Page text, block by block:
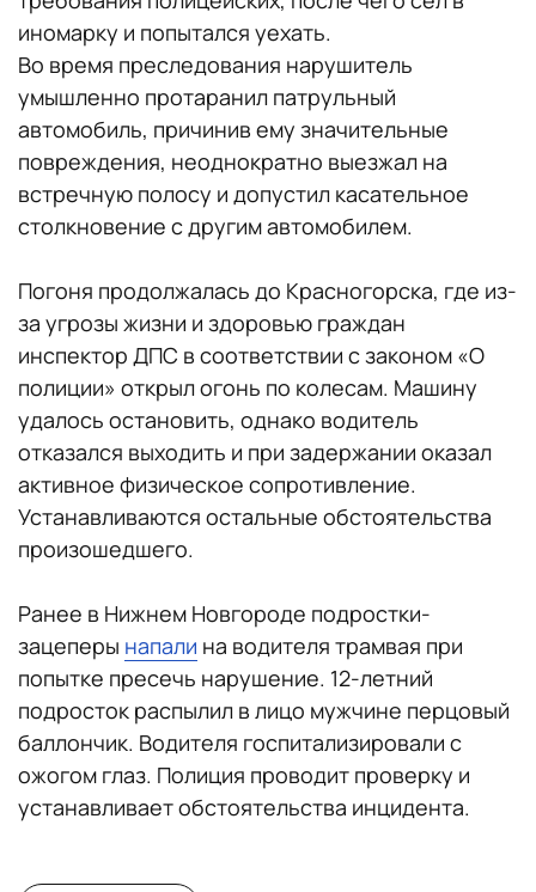
иномарку и попытался уехать.
Во время преследования нарушитель
умышленно протаранил патрульный
автомобиль, причинив ему значительные
повреждения, неоднократно выезжал на
встречную полосу и допустил касательное
столкновение с другим автомобилем.
Погоня продолжалась до Красногорска, где из-
за угрозы жизни и здоровью граждан
инспектор ДПС в соответствии с законом «О
полиции» открыл огонь по колесам. Машину
удалось остановить, однако водитель
отказался выходить и при задержании оказал
активное физическое сопротивление.
Устанавливаются остальные обстоятельства
произошедшего.
Ранее в Нижнем Новгороде подростки-
зацеперы напали на водителя трамвая при
попытке пресечь нарушение. 12-летний
подросток распылил в лицо мужчине перцовый
баллончик. Водителя госпитализировали с
ожогом глаз. Полиция проводит проверку и
устанавливает обстоятельства инцидента.